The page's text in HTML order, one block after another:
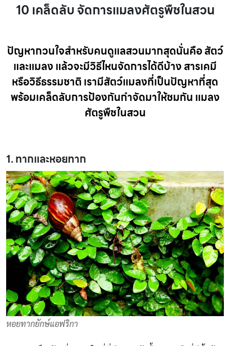
10 เคล็ดลับ จัดการแมลงศัตรูพืชในสวน
ปัญหากวนใจสำหรับคนดูแลสวนมากสุดนั่นคือ สัตว์
และแมลง แล้วจะมีวิธีไหนจัดการได้ดีบ้าง สารเคมี
หรือวิธีธรรมชาติ เรามีสัตว์แมลงที่เป็นปัญหาที่สุด
พร้อมเคล็ดลับการป้องกันกำจัดมาให้ชมกัน แมลง
ศัตรูพืชในสวน
1. ทากและหอยทาก
หอยทากยักษ์แอฟริกา